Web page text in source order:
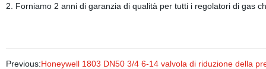
2. Forniamo 2 anni di garanzia di qualità per tutti i regolatori di gas
Previous:Honeywell 1803 DN50 3/4 6-14 valvola di riduzione della